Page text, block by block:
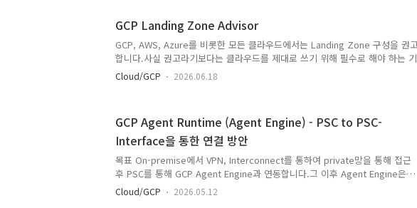
지 방안을 비교 및 정리했습니다.AWS EC2 온디맨드(On-Demand) 인스턴스를
활용한 기본 구성AWS EC2 스팟(Spot) 인스턴스 + AWS EventBridge
Scheduler 조합을 통해 ..
GCP Landing Zone Advisor
GCP, AWS, Azure를 비롯한 모든 클라우드에서는 Landing Zone 구성을 권
합니다.사실 권고라기보다는 클라우드를 제대로 쓰기 위해 필수로 해야 하는 기
본 작업에 가깝습니다.벤더마다 개념이나 구현 방안은 조금씩 다르지만, 처음 클
라우드를 시작하는 기업들에게 안정적인 초기 환경을 구축한다는 목표는 같습니
check.seonggi.kr/ GCP Landing Zone Advisor gcp-check.seonggi.kr이
서비스는 다음과 같은 방식으로 동작합니다.- GCP 권고 가이드와 실무에서 필요
한 요구사항을 결합했습니다.- 국내외 보안 컴..
Cloud/GCP 2026.06.18
GCP Agent Runtime (Agent Engine) - PSC to PSC-
Interface을 통한 연결 방안
목표 On-premise에서 VPN, Interconnect를 통하여 private망을 통해 접근
후 PSC를 통해 GCP Agent Engine과 연동합니다.그 이후 Agent Engine은
VPN을 통해 외부에 있는 MCP Server와 연동하여 응답을 제공할 수 있는 아키
텍처 설명과 실행 방안에 대해 작성합니다. 3가지로 구분되어 진행됨 - 실행하는
Cloud/GCP 2026.05.12